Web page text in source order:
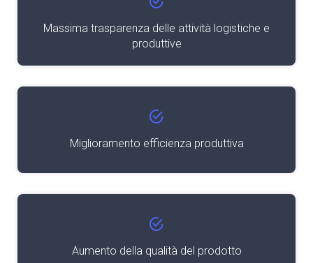
Massima trasparenza delle attività logistiche e
produttive
Miglioramento efficienza produttiva
Aumento della qualità del prodotto